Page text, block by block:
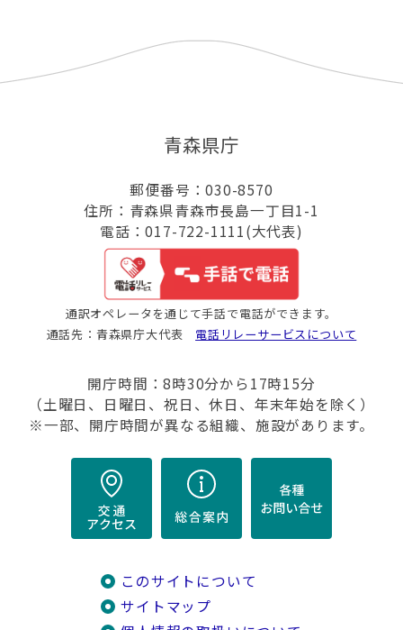
青森県庁
郵便番号：030-8570
住所：青森県青森市長島一丁目1-1
電話：017-722-1111(大代表)
通訳オペレータを通じて手話で電話ができます。
通話先：青森県庁大代表 電話リレーサービスについて
開庁時間：8時30分から17時15分
（土曜日、日曜日、祝日、休日、年末年始を除く）
※一部、開庁時間が異なる組織、施設があります。
このサイトについて
サイトマップ